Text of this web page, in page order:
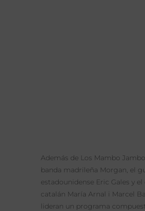
Además de Los Mambo
banda madrileña Morgan, el
estadounidense Eric Gales y el
catalán María Arnal i Marcel
lideran un programa